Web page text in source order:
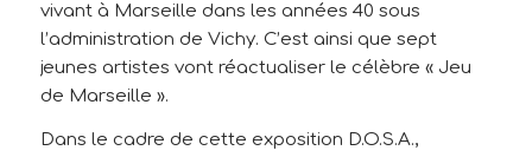
vivant à Marseille dans les années 40 sous
l’administration de Vichy. C’est ainsi que sept
jeunes artistes vont réactualiser le célèbre « Jeu
de Marseille ».
Dans le cadre de cette exposition D.O.S.A.,